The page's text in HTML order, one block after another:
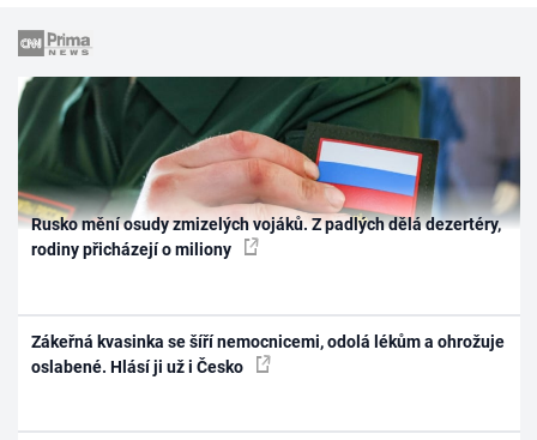
Rusko mění osudy zmizelých vojáků. Z padlých dělá dezertéry,
rodiny přicházejí o miliony
Zákeřná kvasinka se šíří nemocnicemi, odolá lékům a ohrožuje
oslabené. Hlásí ji už i Česko